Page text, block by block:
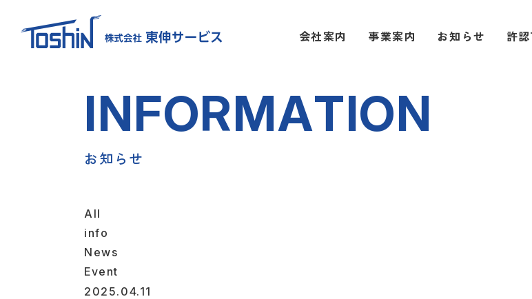
会社案内 事業案内 お知らせ 許
INFORMATION
お知 ら せ
All
info
News
Event
2025.04.11